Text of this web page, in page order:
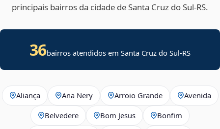
principais bairros da cidade de Santa Cruz do Sul‑RS.
36bairros atendidos em Santa Cruz do Sul-RS
Aliança Ana Nery Arroio Grande Avenida
Belvedere Bom Jesus Bonfim